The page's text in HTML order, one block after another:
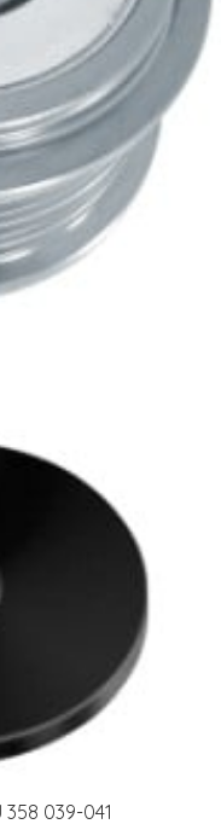
039-041